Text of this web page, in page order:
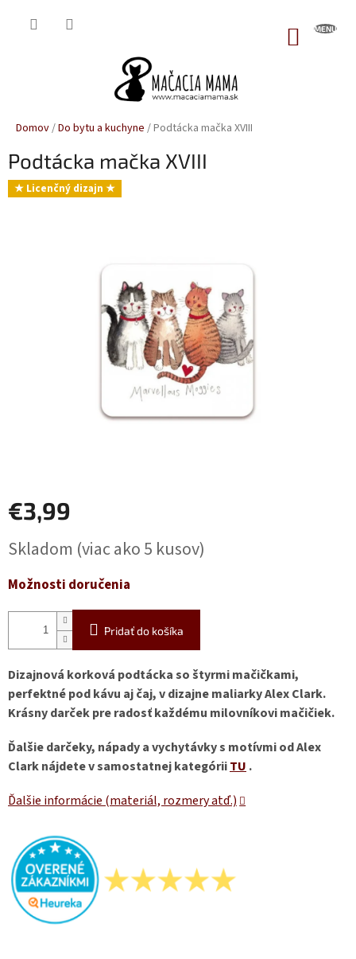
Domov/Do bytu a kuchyne /Podtácka mačka XVIII
Podtácka mačka XVIII
★ Licenčný dizajn ★
€3,99
cena:
Skladom (viac ako 5 kusov)
Možnosti doručenia
Pridať do košíka
Dizajnová korková podtácka so štyrmi mačičkami,
perfektné pod kávu aj čaj, v dizajne maliarky Alex Clark.
Krásny darček pre radosť každému milovníkovi mačičiek.
Ďalšie darčeky, nápady a vychytávky s motívmi od Alex
Clark nájdete v samostatnej kategóriiTU .
Ďalšie informácie (materiál, rozmery atď.)